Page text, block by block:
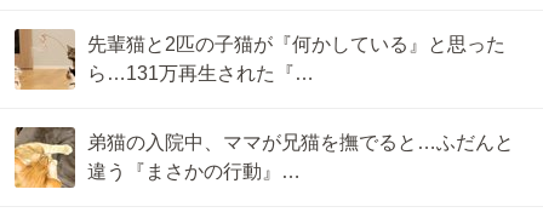
先輩猫と2匹の子猫が『何かしている』と思った
ら…131万再生された『…
弟猫の入院中、ママが兄猫を撫でると…ふだんと
違う『まさかの行動』…